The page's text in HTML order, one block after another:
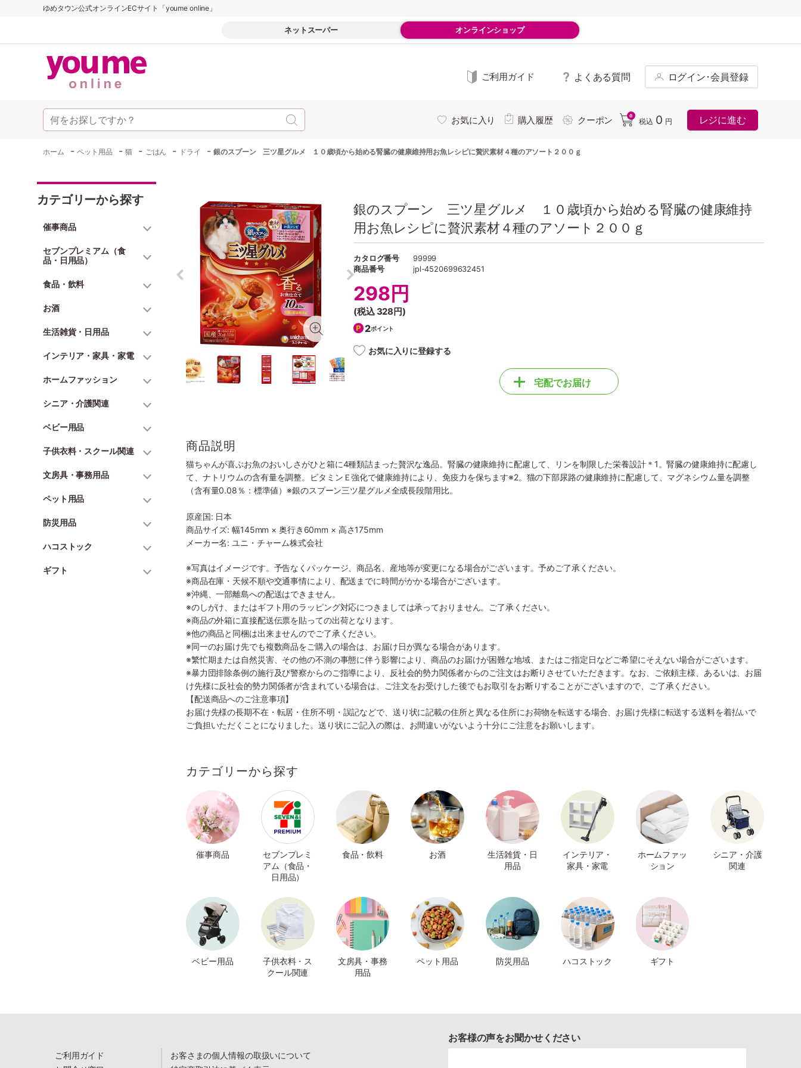
ゆめタウン公式オンラインECサイト「youme online」
ネットスーパー オンラインショップ
ご利用ガイド よくある質問 ログイン･会員登録
お気に入り 購入履歴 クーポン 0
税込 0 円 レジに進む
ホーム -ペット用品 -猫 - ごはん - ドライ -銀のスプーン 三ツ星グルメ １０歳頃から始める腎臓の健康維持用お魚レシピに贅沢素材４種のアソート２００ｇ
カテゴリーから探す
催事商品
セブンプレミアム（食
品・日用品）
食品・飲料
お酒
生活雑貨・日用品
インテリア・家具・家電
ホームファッション
シニア・介護関連
ベビー用品
子供衣料・スクール関連
文房具・事務用品
ペット用品
防災用品
ハコストック
ギフト
銀のスプーン 三ツ星グルメ １０歳頃から始める腎臓の健康維持
用お魚レシピに贅沢素材４種のアソート２００ｇ
カタログ番号
99999
商品番号
jpl-4520699632451
298円
(税込 328円)
2ポイント
お気に入りに登録する
宅配でお届け
商品説明
猫ちゃんが喜ぶお魚のおいしさがひと箱に4種類詰まった贅沢な逸品。腎臓の健康維持に配慮して、リンを制限した栄養設計＊1。腎臓の健康維持に配慮し
て、ナトリウムの含有量を調整。ビタミンＥ強化で健康維持により、免疫力を保ちます※2。猫の下部尿路の健康維持に配慮して、マグネシウム量を調整
（含有量0.08％：標準値）※銀のスプーン三ツ星グルメ全成長段階用比。
原産国: 日本
商品サイズ: 幅145mm × 奥行き60mm × 高さ175mm
メーカー名: ユニ・チャーム株式会社
※写真はイメージです。予告なくパッケージ、商品名、産地等が変更になる場合がございます。予めご了承ください。
※商品在庫・天候不順や交通事情により、配送までに時間がかかる場合がございます。
※沖縄、一部離島への配送はできません。
※のしがけ、またはギフト用のラッピング対応につきましては承っておりません。ご了承ください。
※商品の外箱に直接配送伝票を貼っての出荷となります。
※他の商品と同梱は出来ませんのでご了承ください。
※同一のお届け先でも複数商品をご購入の場合は、お届け日が異なる場合があります。
※繁忙期または自然災害、その他の不測の事態に伴う影響により、商品のお届けが困難な地域、またはご指定日などご希望にそえない場合がございます。
※暴力団排除条例の施行及び警察からのご指導により、反社会的勢力関係者からのご注文はお断りさせていただきます。なお、ご依頼主様、あるいは、お届
け先様に反社会的勢力関係者が含まれている場合は、ご注文をお受けした後でもお取引をお断りすることがございますので、ご了承ください。
【配送商品へのご注意事項】
お届け先様の長期不在・転居・住所不明・誤記などで、送り状に記載の住所と異なる住所にお荷物を転送する場合、お届け先様に転送する送料を着払いで
ご負担いただくことになりました。送り状にご記入の際は、お間違いがないよう十分にご注意をお願いします。
カテゴリーから探す
催事商品
セブンプレミ
アム（食品・
日用品）
食品・飲料 お酒
生活雑貨・日
用品
インテリア・
家具・家電
ホームファッ
ション
シニア・介護
関連
ベビー用品
子供衣料・ス
クール関連
文房具・事務
用品
ペット用品 防災用品 ハコストック ギフト
ご利用ガイド
お客さまの個人情報の取扱いについて
お客様の声をお聞かせください